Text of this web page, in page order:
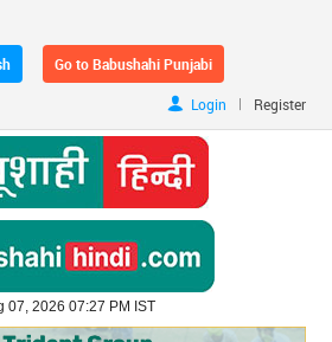
Go to Babushahi Punjabi
Login | Register
07, 2026 07:27 PM IST